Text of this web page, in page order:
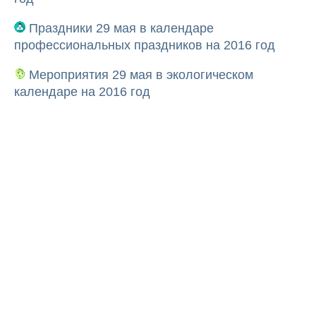
Праздники 29 мая в календаре
профессиональных праздников на 2016 год
Мероприятия 29 мая в экологическом
календаре на 2016 год